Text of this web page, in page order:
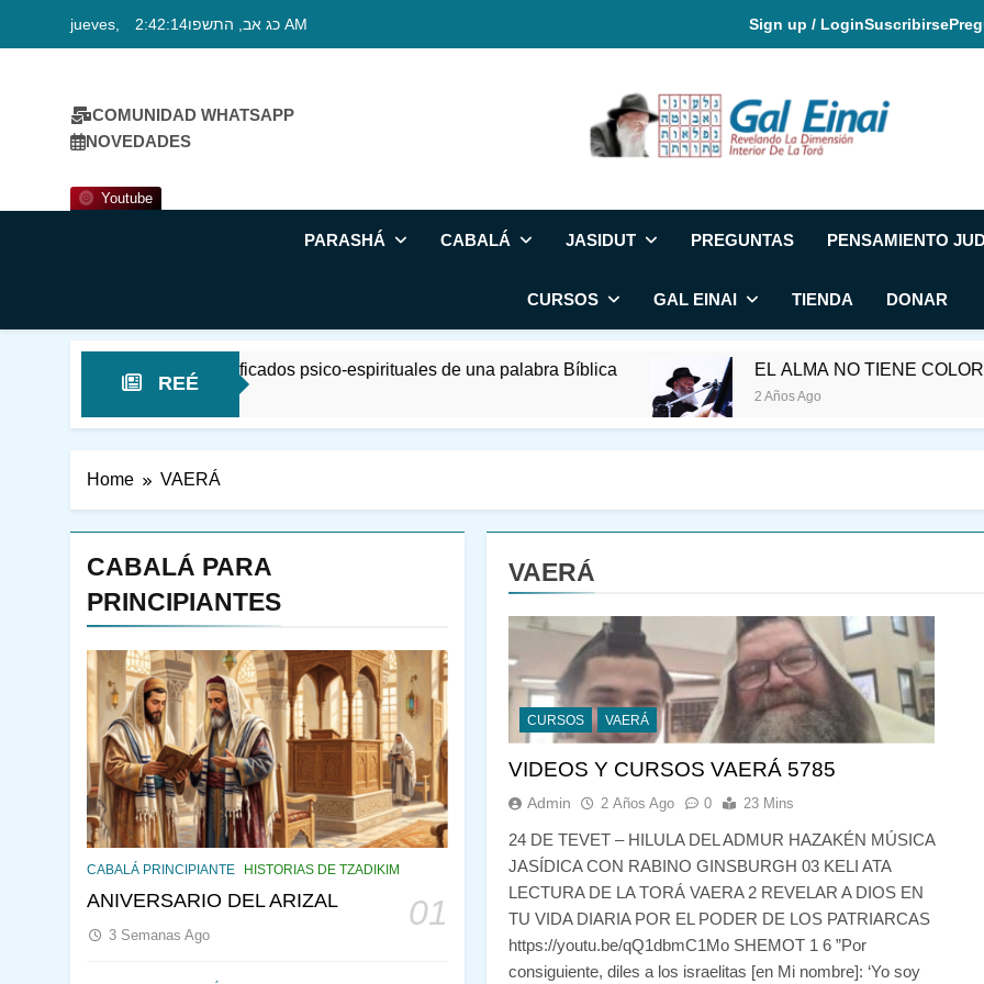
jueves, כג אב, התשפו 2:42:15 AM Sign up / LoginSuscribirse
COMUNIDAD WHATSAPP
NOVEDADES
Youtube Gal Einai En
PARASHÁ CABALÁ JASIDUT PREGUNTAS PENSAMIENTO
CURSOS GAL EINAI TIENDA DONAR
REÉ
Desvelando los significados psico-espirituales de una palabra Bíblica EL ALMA NO TIENE COLOR-28
2 Años Ago
Home VAERÁ
CABALÁ PARA
PRINCIPIANTES
CABALÁ PRINCIPIANTE HISTORIAS DE TZADIKIM
ANIVERSARIO DEL ARIZAL 01
3 Semanas Ago
143
¿QUIÉN ES SABIO? EL
QUE VE LO QUE VA A
PENSAMIENTO JUDÍO
VAERÁ
CURSOS VAERÁ
VIDEOS Y CURSOS VAERÁ 5785
Admin 2 Años Ago 0 23 Mins
24 DE TEVET – HILULA DEL ADMUR HAZAKÉN MÚSICA
JASÍDICA CON RABINO GINSBURGH 03 KELI ATA
LECTURA DE LA TORÁ VAERA 2 REVELAR A DIOS EN
TU VIDA DIARIA POR EL PODER DE LOS PATRIARCAS
https://youtu.be/qQ1dbmC1Mo SHEMOT 1 6 ”Por
consiguiente, diles a los israelitas [en Mi nombre]: ‘Yo soy